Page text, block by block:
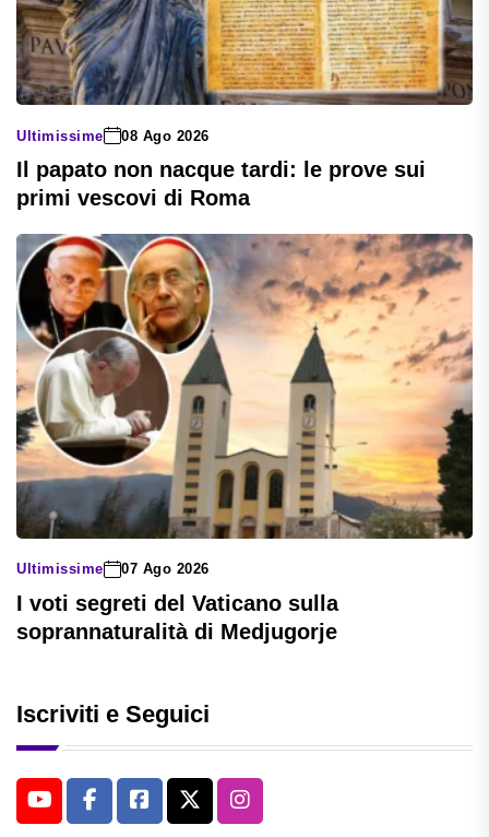
Ultimissime 08 Ago 2026
Il papato non nacque tardi: le prove sui
primi vescovi di Roma
Ultimissime 07 Ago 2026
I voti segreti del Vaticano sulla
soprannaturalità di Medjugorje
Iscriviti e Seguici